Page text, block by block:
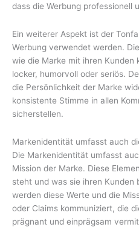
dass die Werbung professionell
Ein weiterer Aspekt ist der
Werbung verwendet werden.
wie die Marke mit ihren Kunden
locker, humorvoll oder seriös.
die Persönlichkeit der Marke
konsistente Stimme in allen
sicherstellen.
Markenidentität umfasst auch
Die Markenidentität umfasst
Mission der Marke. Diese
steht und was sie ihren Kunden
werden diese Werte und die
oder Claims kommuniziert, die
prägnant und einprägsam